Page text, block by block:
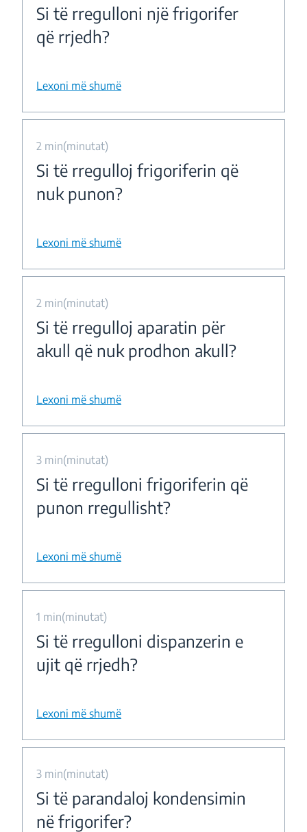
Si të rregulloni një frigorifer
që rrjedh?
Lexoni më shumë
2 min(minutat)
Si të rregulloj frigoriferin që
nuk punon?
Lexoni më shumë
2 min(minutat)
Si të rregulloj aparatin për
akull që nuk prodhon akull?
Lexoni më shumë
3 min(minutat)
Si të rregulloni frigoriferin që
punon rregullisht?
Lexoni më shumë
1 min(minutat)
Si të rregulloni dispanzerin e
ujit që rrjedh?
Lexoni më shumë
3 min(minutat)
Si të parandaloj kondensimin
në frigorifer?